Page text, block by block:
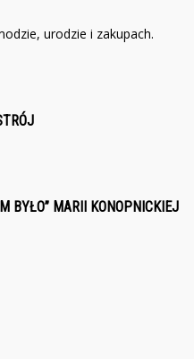
urodzie i zakupach.
BYŁO” MARII KONOPNICKIEJ